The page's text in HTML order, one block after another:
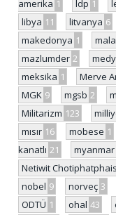
amerika 1 ldp 1
libya 11 litvanya 6
makedonya 1
mazlumder 2
meksika 1 Merve
MGK 9 mgsb 2
Militarizm 123
mısır 16 mobese 1
kanatlı 21 myanmar
Netiwit
nobel 9 norveç 3
ODTÜ 1 ohal 43